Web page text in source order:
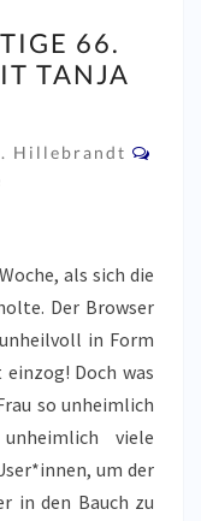
66.
TANJA
Hillebrandt
als sich die
Der Browser
in Form
Doch was
so unheimlich
viele
um der
in den Bauch zu